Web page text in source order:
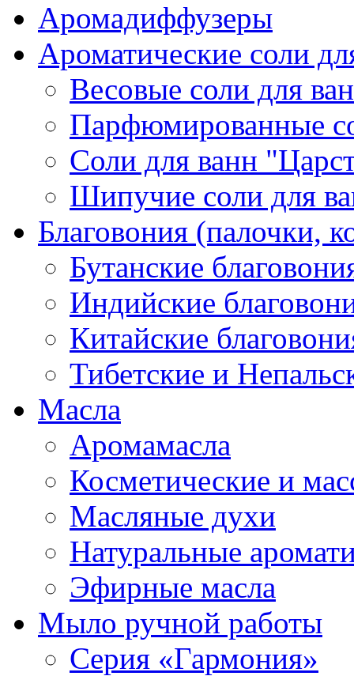
Аромадиффузеры
Ароматические соли
Весовые соли для
Парфюмированные
Соли для ванн
Шипучие соли для
Благовония (палочки,
Бутанские
Индийские
Китайские
Тибетские и
Масла
Аромамасла
Косметические и
Масляные духи
Натуральные
Эфирные масла
Мыло ручной работы
Серия «Гармония»